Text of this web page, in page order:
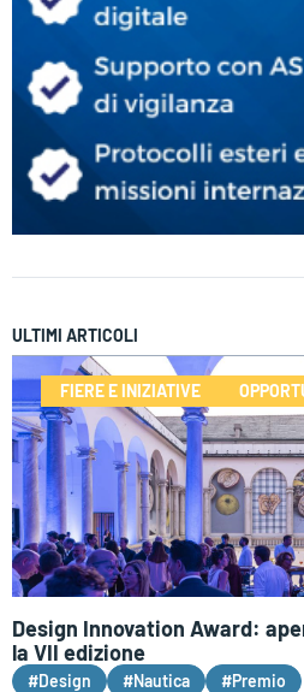
ULTIMI ARTICOLI
FIERE E INIZIATIVE
Design Innovation Award:
la VII edizione
#Design #Nautica #Premio